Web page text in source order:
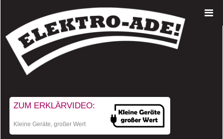
ZUM ERKLÄRVIDEO:
Kleine Geräte, großer Wert